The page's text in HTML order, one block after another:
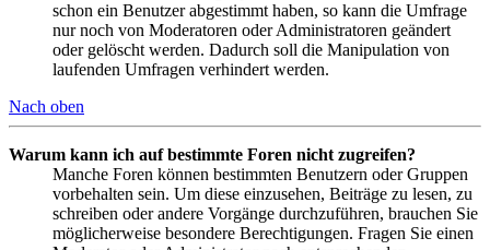
schon ein Benutzer abgestimmt haben, so kann die Umfrage
nur noch von Moderatoren oder Administratoren geändert
oder gelöscht werden. Dadurch soll die Manipulation von
laufenden Umfragen verhindert werden.
Nach oben
Warum kann ich auf bestimmte Foren nicht zugreifen?
Manche Foren können bestimmten Benutzern oder Gruppen
vorbehalten sein. Um diese einzusehen, Beiträge zu lesen, zu
schreiben oder andere Vorgänge durchzuführen, brauchen Sie
möglicherweise besondere Berechtigungen. Fragen Sie einen